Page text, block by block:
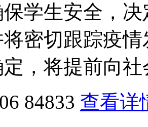
学生安全，
密切跟踪疫
，将提前向
84833 查看详